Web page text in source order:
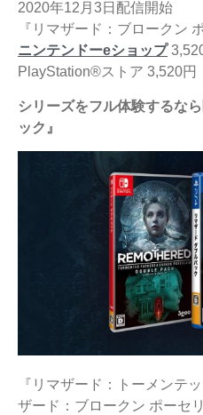
2020年12月3日配信開始
『リマザード：ブロークン
ニンテンドーeショップ
PlayStation®ストア 3,520円
シリーズをフル体験するな
ック』
『リマザード：トーメンテ
ザード：ブロークン ポーセ